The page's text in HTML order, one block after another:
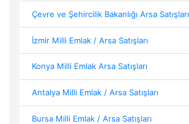
Çevre ve Şehircilik Bakanlığı Arsa Satışları
İzmir Milli Emlak / Arsa Satışları
Konya Milli Emlak Arsa Satışları
Antalya Milli Emlak / Arsa Satışları
Bursa Milli Emlak / Arsa Satışları